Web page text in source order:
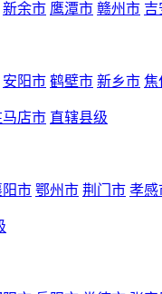
新余市 鹰潭市 赣州市 吉
安阳市 鹤壁市 新乡市 焦
马店市 直辖县级
阳市 鄂州市 荆门市 孝感